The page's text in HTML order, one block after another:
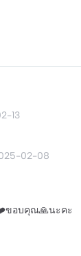
13
02-08
ขอบคุณ🙏นะคะ